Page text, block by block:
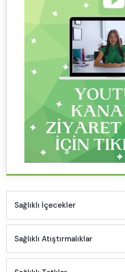
Sağlıklı İçecekler
Sağlıklı Atıştırmalıklar